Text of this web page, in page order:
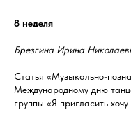
8 неделя
Брезгина Ирина
Статья «Музыкально-
Международному дню
группы «Я пригласить